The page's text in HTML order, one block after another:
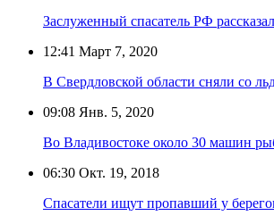
Заслуженный спасатель РФ
12:41 Март 7, 2020
В Свердловской области сняли со
09:08 Янв. 5, 2020
Во Владивостоке около 30 машин
06:30 Окт. 19, 2018
Спасатели ищут пропавший у